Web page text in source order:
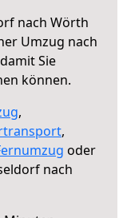
nach Wörth
Umzug nach
Sie
können.
,
,
oder
nach